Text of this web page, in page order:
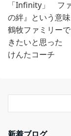
「Infinity」 フ
の絆』という意味
鶴牧ファミリー
きたいと思った
けんたコーチ